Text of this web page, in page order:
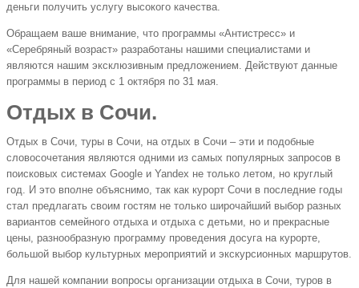
деньги получить услугу высокого качества.
Обращаем ваше внимание, что программы «Антистресс» и
«Серебряный возраст» разработаны нашими специалистами и
являются нашим эксклюзивным предложением. Действуют данные
программы в период с 1 октября по 31 мая.
Отдых в Сочи.
Отдых в Сочи, туры в Сочи, на отдых в Сочи – эти и подобные
словосочетания являются одними из самых популярных запросов в
поисковых системах Google и Yandex не только летом, но круглый
год. И это вполне объяснимо, так как курорт Сочи в последние годы
стал предлагать своим гостям не только широчайший выбор разных
вариантов семейного отдыха и отдыха с детьми, но и прекрасные
цены, разнообразную программу проведения досуга на курорте,
большой выбор культурных мероприятий и экскурсионных маршрутов.
Для нашей компании вопросы организации отдыха в Сочи, туров в